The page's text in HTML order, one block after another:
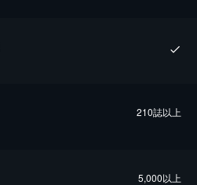
210誌以上
5,000以上